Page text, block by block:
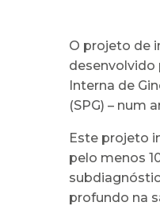
O projeto de
desenvolvido
Interna de
(SPG) – num
Este projeto
pelo menos
profundo na